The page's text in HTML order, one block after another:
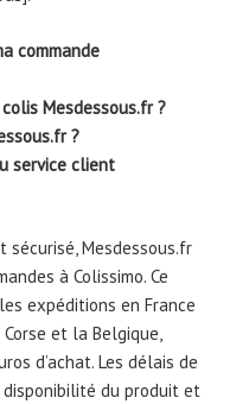
commande
Mesdessous.fr ?
?
service client
sécurisé, Mesdessous.fr
à Colissimo. Ce
expéditions en France
et la Belgique,
d’achat. Les délais de
du produit et